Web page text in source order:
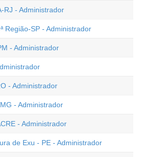
RJ - Administrador
Região-SP - Administrador
- Administrador
- Administrador
- Administrador
- Administrador
de Exu - PE - Administrador